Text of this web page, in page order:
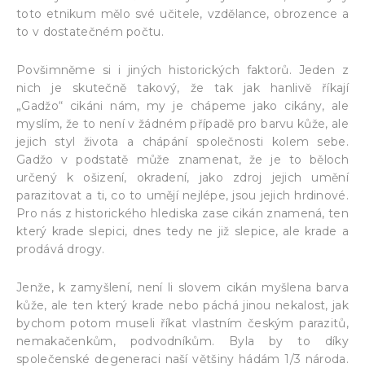
toto etnikum mělo své učitele, vzdělance, obrozence a
to v dostatečném počtu.
Povšimněme si i jiných historických faktorů. Jeden z
nich je skutečně takový, že tak jak hanlivě říkají
„Gadžo“ cikáni nám, my je chápeme jako cikány, ale
myslím, že to není v žádném případě pro barvu kůže, ale
jejich styl života a chápání společnosti kolem sebe.
Gadžo v podstatě může znamenat, že je to běloch
určený k ošizení, okradení, jako zdroj jejich umění
parazitovat a ti, co to umějí nejlépe, jsou jejich hrdinové.
Pro nás z historického hlediska zase cikán znamená, ten
který krade slepici, dnes tedy ne již slepice, ale krade a
prodává drogy.
Jenže, k zamyšlení, není li slovem cikán myšlena barva
kůže, ale ten který krade nebo páchá jinou nekalost, jak
bychom potom museli říkat vlastním českým parazitů,
nemakačenkům, podvodníkům. Byla by to díky
společenské degeneraci naší většiny hádám 1/3 národa.